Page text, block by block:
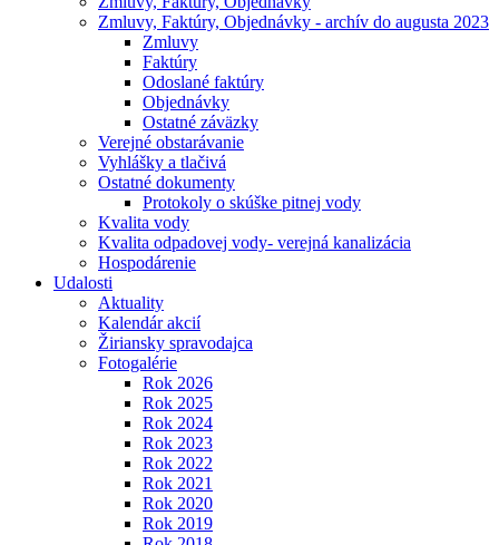
Zmluvy, Faktúry, Objednávky - archív do augusta 2023
Zmluvy
Faktúry
Odoslané faktúry
Objednávky
Ostatné záväzky
Verejné obstarávanie
Vyhlášky a tlačivá
Ostatné dokumenty
Protokoly o skúške pitnej vody
Kvalita vody
Kvalita odpadovej vody- verejná kanalizácia
Hospodárenie
Udalosti
Aktuality
Kalendár akcií
Žiriansky spravodajca
Fotogalérie
Rok 2026
Rok 2025
Rok 2024
Rok 2023
Rok 2022
Rok 2021
Rok 2020
Rok 2019